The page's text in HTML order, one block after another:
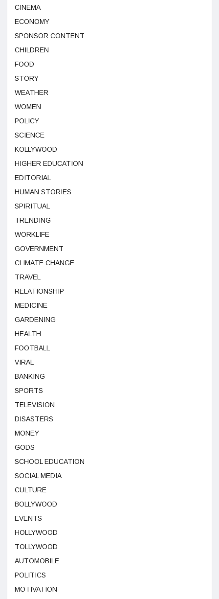
CINEMA
ECONOMY
SPONSOR CONTENT
CHILDREN
FOOD
STORY
WEATHER
WOMEN
POLICY
SCIENCE
KOLLYWOOD
HIGHER EDUCATION
EDITORIAL
HUMAN STORIES
SPIRITUAL
TRENDING
WORKLIFE
GOVERNMENT
CLIMATE CHANGE
TRAVEL
RELATIONSHIP
MEDICINE
GARDENING
HEALTH
FOOTBALL
VIRAL
BANKING
SPORTS
TELEVISION
DISASTERS
MONEY
GODS
SCHOOL EDUCATION
SOCIAL MEDIA
CULTURE
BOLLYWOOD
EVENTS
HOLLYWOOD
TOLLYWOOD
AUTOMOBILE
POLITICS
MOTIVATION